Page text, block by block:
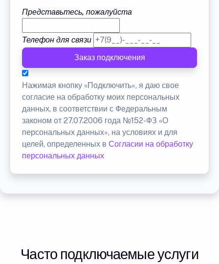
Представьтесь, пожалуйста
Телефон для связи
Заказ подключения
Нажимая кнопку «Подключить», я даю свое
согласие на обработку моих персональных
данных, в соответствии с Федеральным
законом от 27.07.2006 года №152-ФЗ «О
персональных данных», на условиях и для
целей, определенных в Согласии на обработку
персональных данных
Часто подключаемые услуги